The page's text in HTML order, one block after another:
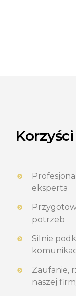
eksperta
potrzeb
Silnie
Zaufanie,
naszej